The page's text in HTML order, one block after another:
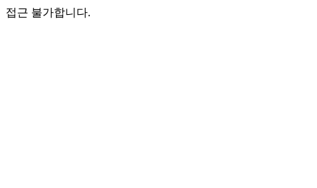
접근 불가합니다.